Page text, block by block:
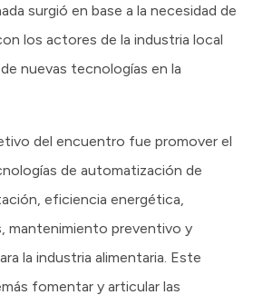
surgió en base a la necesidad de
los actores de la industria local
nuevas tecnologías en la
del encuentro fue promover el
de automatización de
eficiencia energética,
mantenimiento preventivo y
la industria alimentaria. Este
fomentar y articular las